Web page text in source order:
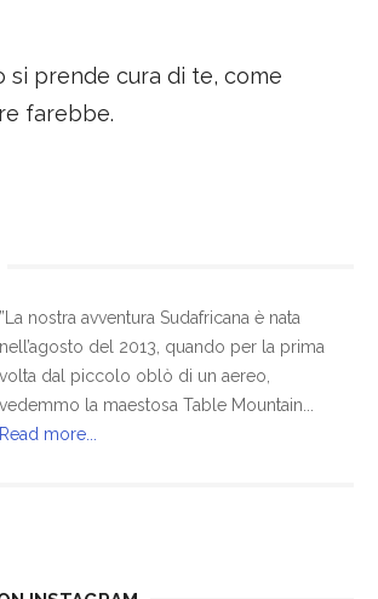
si prende cura di te, come
farebbe.
”La nostra avventura Sudafricana è nata
nell’agosto del 2013, quando per la prima
volta dal piccolo oblò di un aereo,
vedemmo la maestosa Table Mountain...
Read more...